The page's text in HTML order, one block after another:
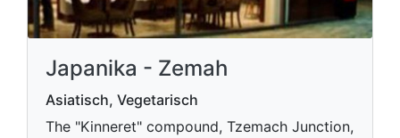
Japanika - Zemah
Asiatisch, Vegetarisch
The "Kinneret" compound, Tzemach Junction,